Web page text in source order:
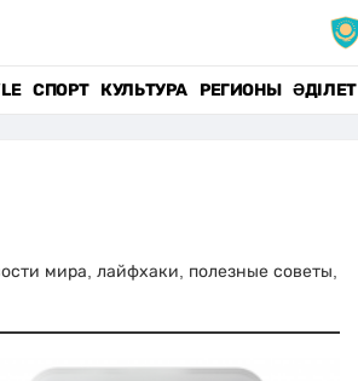
СПОРТ КУЛЬТУРА РЕГИОНЫ ӘДІЛЕТ
мира, лайфхаки, полезные советы,